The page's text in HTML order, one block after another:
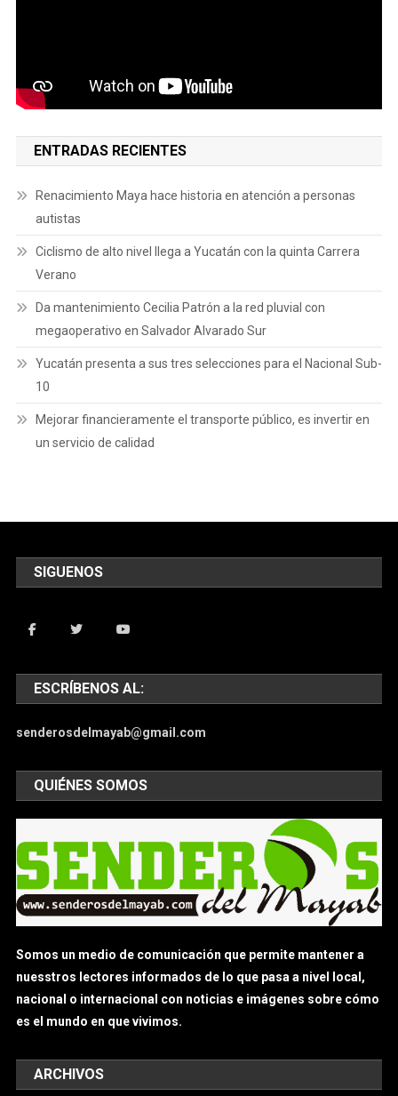
ENTRADAS RECIENTES
Renacimiento Maya hace historia en atención a personas
autistas
Ciclismo de alto nivel llega a Yucatán con la quinta Carrera
Verano
Da mantenimiento Cecilia Patrón a la red pluvial con
megaoperativo en Salvador Alvarado Sur
Yucatán presenta a sus tres selecciones para el Nacional Sub-
10
Mejorar financieramente el transporte público, es invertir en
un servicio de calidad
SIGUENOS
ESCRÍBENOS AL:
senderosdelmayab@gmail.com
QUIÉNES SOMOS
Somos un medio de comunicación que permite mantener a
nuesstros lectores informados de lo que pasa a nivel local,
nacional o internacional con noticias e imágenes sobre cómo
es el mundo en que vivimos.
ARCHIVOS